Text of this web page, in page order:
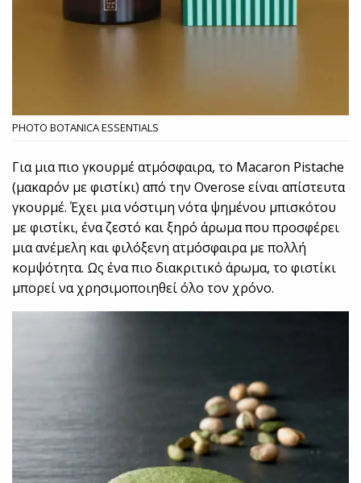
PHOTO BOTANICA ESSENTIALS
Για μια πιο γκουρμέ ατμόσφαιρα, το Macaron Pistache
(μακαρόν με φιστίκι) από την Overose είναι απίστευτα
γκουρμέ. Έχει μια νόστιμη νότα ψημένου μπισκότου
με φιστίκι, ένα ζεστό και ξηρό άρωμα που προσφέρει
μια ανέμελη και φιλόξενη ατμόσφαιρα με πολλή
κομψότητα. Ως ένα πιο διακριτικό άρωμα, το φιστίκι
μπορεί να χρησιμοποιηθεί όλο τον χρόνο.